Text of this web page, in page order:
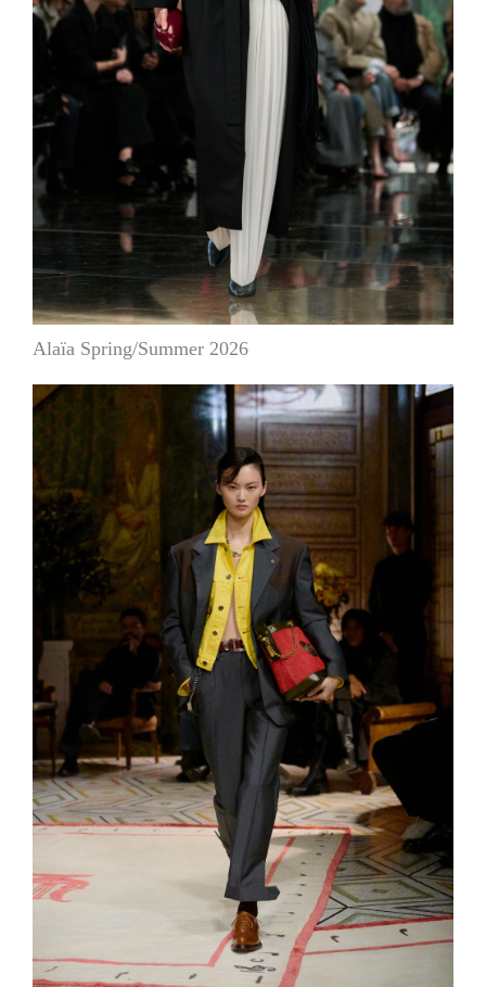
Alaïa Spring/Summer 2026